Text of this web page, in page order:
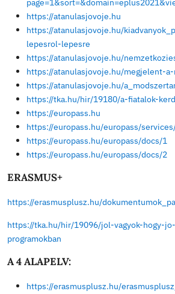
https://erasmusplusz.hu/
https://erasmusplusz.hu/
https://erasmus-
https://tka.hu/docs/
https://erasmusplusz.hu/
etwinning-
Impact+ Tool –
https://erasmusplusz.hu/
tool-hatasmeres-tervezese-
Disszeminációs Platform:
https://tka.hu/docs/
https://erasmus-